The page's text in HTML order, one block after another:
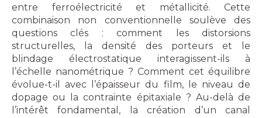
entre ferroélectricité et métallicité. Cette
combinaison non conventionnelle soulève des
questions clés : comment les distorsions
structurelles, la densité des porteurs et le
blindage électrostatique interagissent-ils à
l’échelle nanométrique ? Comment cet équilibre
évolue-t-il avec l’épaisseur du film, le niveau de
dopage ou la contrainte épitaxiale ? Au-delà de
l’intérêt fondamental, la création d’un canal